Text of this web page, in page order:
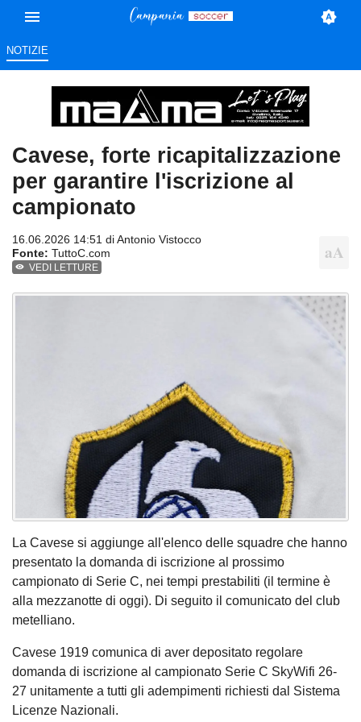
NOTIZIE
Cavese, forte ricapitalizzazione
per garantire l'iscrizione al
campionato
16.06.2026 14:51 diAntonio Vistocco
Fonte: TuttoC.com
VEDI LETTURE
La Cavese si aggiunge all'elenco delle squadre che hanno
presentato la domanda di iscrizione al prossimo
campionato di Serie C, nei tempi prestabiliti (il termine è
alla mezzanotte di oggi). Di seguito il comunicato del club
metelliano.
Cavese 1919 comunica di aver depositato regolare
domanda di iscrizione al campionato Serie C SkyWifi 26-
27 unitamente a tutti gli adempimenti richiesti dal Sistema
Licenze Nazionali.